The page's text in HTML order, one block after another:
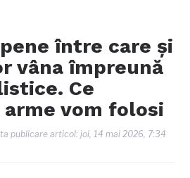
între care și
vâna împreună
Ce
vom folosi
publicare articol:joi, 14 mai 2026, 7:34